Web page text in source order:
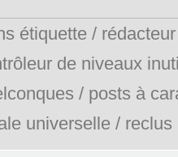
étiquette /
de niveaux
/ posts à
universelle / reclus